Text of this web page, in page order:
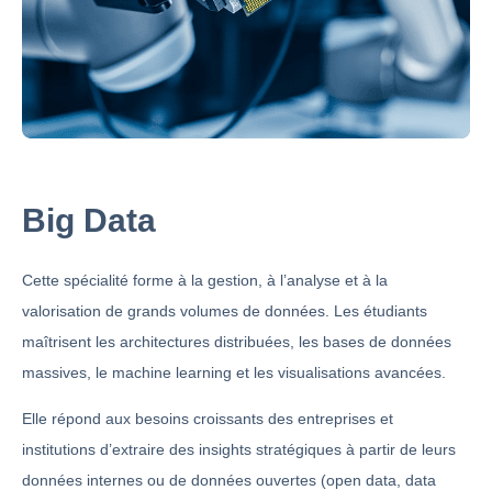
Big Data
Cette spécialité forme à la gestion, à l’analyse et à la
valorisation de grands volumes de données. Les étudiants
maîtrisent les architectures distribuées, les bases de données
massives, le machine learning et les visualisations avancées.
Elle répond aux besoins croissants des entreprises et
institutions d’extraire des insights stratégiques à partir de leurs
données internes ou de données ouvertes (open data, data